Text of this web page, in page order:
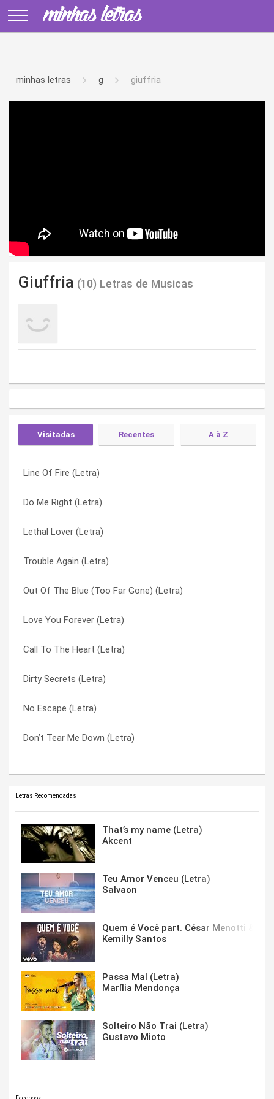
minhas letras g giuffria
Giuffria (10) Letras de Musicas
Visitadas Recentes A à Z
Line Of Fire (Letra)
Do Me Right (Letra)
Lethal Lover (Letra)
Trouble Again (Letra)
Out Of The Blue (Too Far Gone) (Letra)
Love You Forever (Letra)
Call To The Heart (Letra)
Dirty Secrets (Letra)
No Escape (Letra)
Don’t Tear Me Down (Letra)
Dirty Secrets (Letra)
Lethal Lover (Letra)
Love You Forever (Letra)
No Escape (Letra)
Out Of The Blue (Too Far Gone) (Letra)
Line Of Fire (Letra)
Trouble Again (Letra)
Don’t Tear Me Down (Letra)
Call To The Heart (Letra)
Do Me Right (Letra)
Call To The Heart (Letra)
Dirty Secrets (Letra)
Do Me Right (Letra)
Don’t Tear Me Down (Letra)
Lethal Lover (Letra)
Line Of Fire (Letra)
Love You Forever (Letra)
No Escape (Letra)
Out Of The Blue (Too Far Gone) (Letra)
Trouble Again (Letra)
Letras Recomendadas
That’s my name (Letra)
Akcent
Teu Amor Venceu (Letra)
Salvaon
Quem é Você part. César Menotti &
Kemilly Santos
Passa Mal (Letra)
Marília Mendonça
Solteiro Não Trai (Letra)
Gustavo Mioto